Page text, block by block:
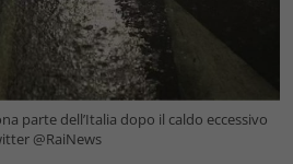
parte dell’Italia dopo il caldo eccessivo
@RaiNews